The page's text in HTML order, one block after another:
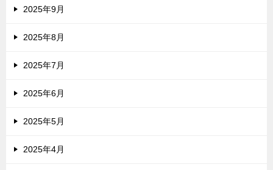
2025年9月
2025年8月
2025年7月
2025年6月
2025年5月
2025年4月